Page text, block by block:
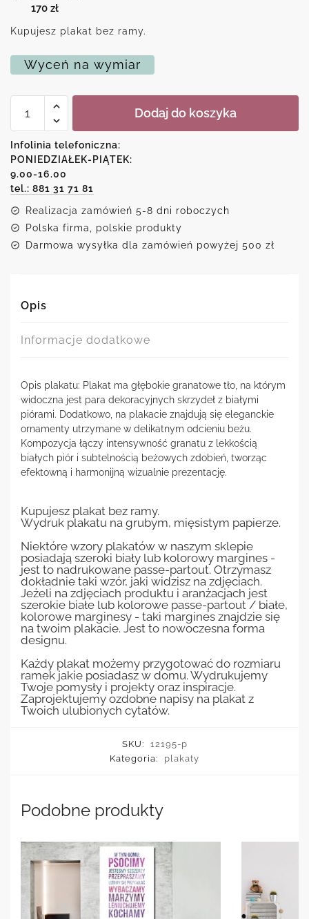
170 zł
Kupujesz plakat bez ramy.
Wyceń na wymiar
Plakat
skrzydłami
Dodaj do koszyka
Infolinia telefoniczna:
PONIEDZIAŁEK-PIĄTEK:
9.00-16.00
tel.: 881 31 71 81
Realizacja zamówień 5-8 dni roboczych
Polska firma, polskie produkty
Darmowa wysyłka dla zamówień powyżej 500 zł
Opis
Informacje dodatkowe
Opis plakatu: Plakat ma głębokie granatowe tło, na którym
widoczna jest para dekoracyjnych skrzydeł z białymi
piórami. Dodatkowo, na plakacie znajdują się eleganckie
ornamenty utrzymane w delikatnym odcieniu beżu.
Kompozycja łączy intensywność granatu z lekkością
białych piór i subtelnością beżowych zdobień, tworząc
efektowną i harmonijną wizualnie prezentację.
Kupujesz plakat bez ramy.
Wydruk plakatu na grubym, mięsistym papierze.
Niektóre wzory plakatów w naszym sklepie
posiadają szeroki biały lub kolorowy margines -
jest to nadrukowane passe-partout. Otrzymasz
dokładnie taki wzór, jaki widzisz na zdjęciach.
Jeżeli na zdjęciach produktu i aranżacjach jest
szerokie białe lub kolorowe passe-partout / białe,
kolorowe marginesy - taki margines znajdzie się
na twoim plakacie. Jest to nowoczesna forma
designu.
Każdy plakat możemy przygotować do rozmiaru
ramek jakie posiadasz w domu. Wydrukujemy
Twoje pomysły i projekty oraz inspiracje.
Zaprojektujemy ozdobne napisy na plakat z
Twoich ulubionych cytatów.
SKU:
12195-p
Kategoria:
plakaty
Podobne produkty